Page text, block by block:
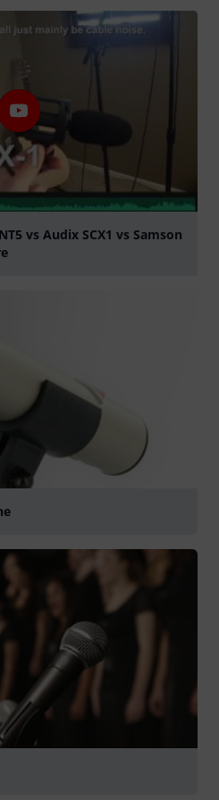
vs Audix SCX1 vs Samson